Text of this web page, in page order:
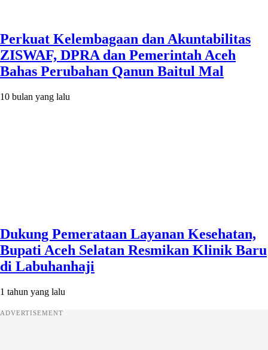
Perkuat Kelembagaan dan Akuntabilitas
ZISWAF, DPRA dan Pemerintah Aceh
Bahas Perubahan Qanun Baitul Mal
10 bulan yang lalu
Dukung Pemerataan Layanan Kesehatan,
Bupati Aceh Selatan Resmikan Klinik Baru
di Labuhanhaji
1 tahun yang lalu
ADVERTISEMENT